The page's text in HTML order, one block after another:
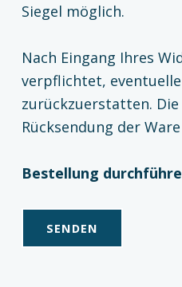
Siegel möglich.
Nach Eingang Ihres
verpflichtet,
zurückzuerstatten.
Rücksendung der
Bestellung